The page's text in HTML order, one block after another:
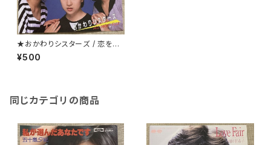
★おかわりシスターズ / 恋をア
ンコール
¥500
同じカテゴリの商品